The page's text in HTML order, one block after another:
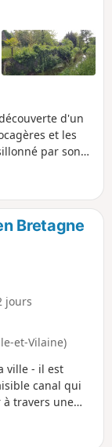
d'un
et les
par son
de Dol-de-
Bretagne
jours
et-Vilaine)
ville - il est
canal qui
à travers une
ici et